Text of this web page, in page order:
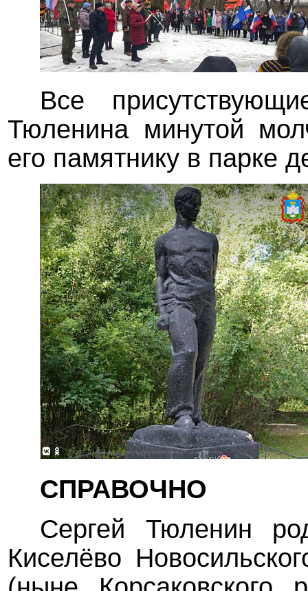
Все
Тюленина минутой
его памятнику в парке
СПРАВОЧНО
Сергей Тюленин
Киселёво